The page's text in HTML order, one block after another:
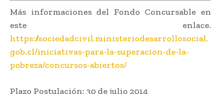
Más informaciones del Fondo Concursable en
este enlace.
https://sociedadcivil.ministeriodesarrollosocial.
gob.cl/iniciativas-para-la-superacion-de-la-
pobreza/concursos-abiertos/
Plazo Postulación: 30 de julio 2014